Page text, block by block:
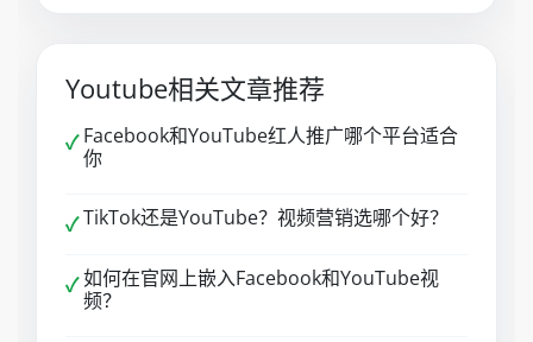
Youtube相关文章推荐
✓ Facebook和YouTube红人推广哪个平台适合
你
✓TikTok还是YouTube？视频营销选哪个好？
✓如何在官网上嵌入Facebook和YouTube视
频？